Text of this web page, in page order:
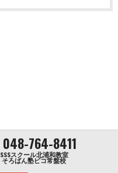
048-764-8411
SSSスクール北浦和教室
そろばん塾ピコ常盤校